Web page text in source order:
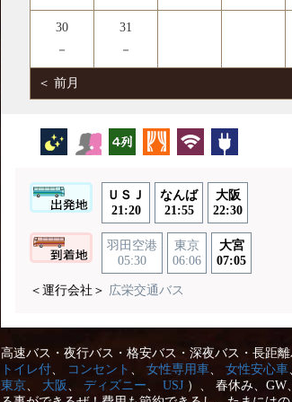
30
－
31
－
＜ 前月
夜行バス女性安心横4列 カーテン無線LAN
ＵＳＪ
21:20
なんば
21:55
大阪
22:30
羽田空港
05:30
東京
06:06
大宮
07:05
＜運行会社＞ 広栄交通バス
高速バス・夜行バス・格安バス・深夜バス・長距
トイレ付、 コンセント 、 女性専用車、 女性安心車
東京、 大阪 、 ディズニー、 USJ ）、 春休み、